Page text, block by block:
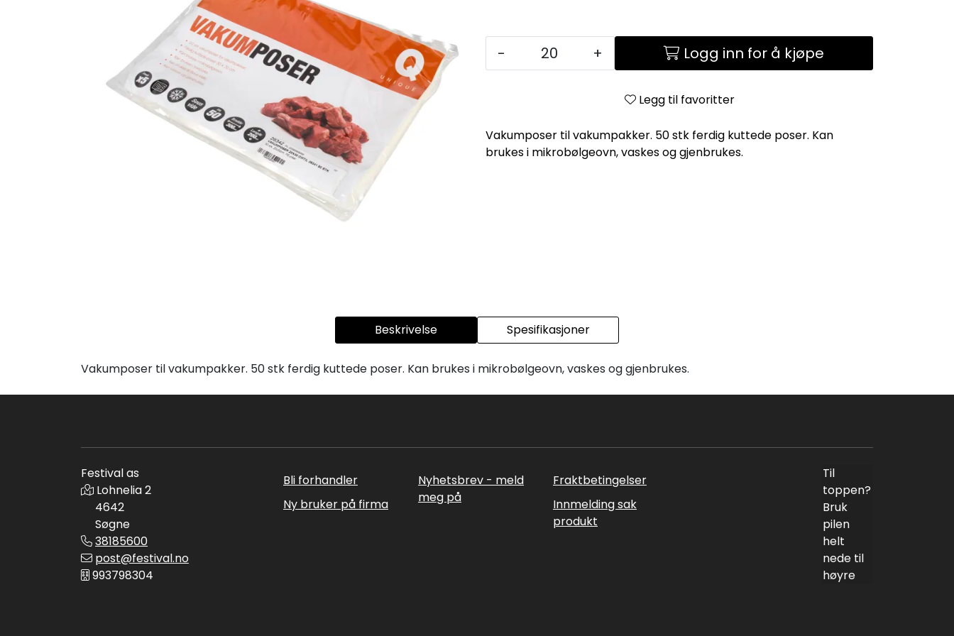
- + Logg inn for å kjøpe
Legg til favoritter
Vakumposer til vakumpakker. 50 stk ferdig kuttede poser. Kan
brukes i mikrobølgeovn, vaskes og gjenbrukes.
Beskrivelse Spesifikasjoner
Vakumposer til vakumpakker. 50 stk ferdig kuttede poser. Kan brukes i mikrobølgeovn, vaskes og gjenbrukes.
Festival as
Lohnelia 2
4642
Søgne
38185600
post@festival.no
993798304
Bli forhandler
Ny bruker på firma
Nyhetsbrev - meld
meg på
Fraktbetingelser
Innmelding sak
produkt
Til
toppen?
Bruk
pilen
helt
nede til
høyre